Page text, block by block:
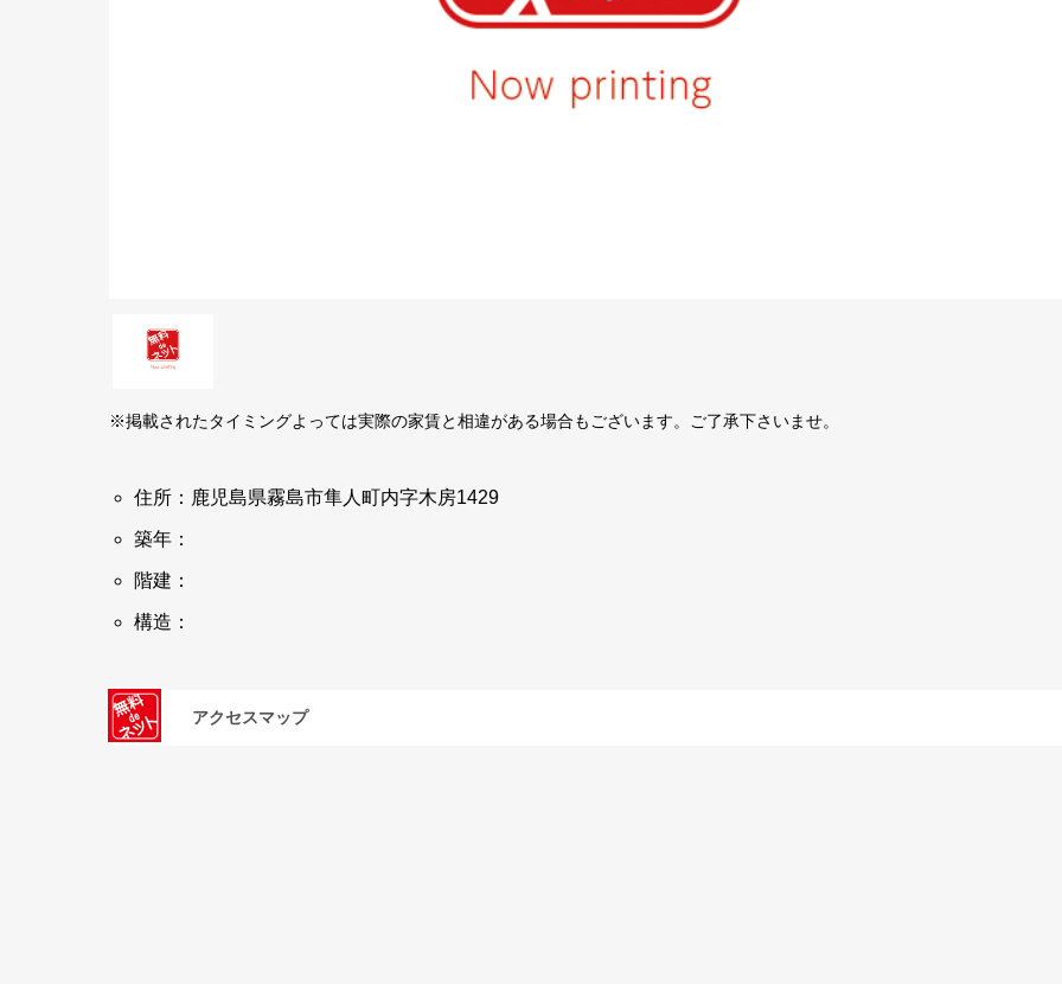
※掲載されたタイミングよっては実際の家賃と相違がある場合もございます。ご了承下さいませ。
住所：鹿児島県霧島市隼人町内字木房1429
築年：
階建：
構造：
アクセスマップ